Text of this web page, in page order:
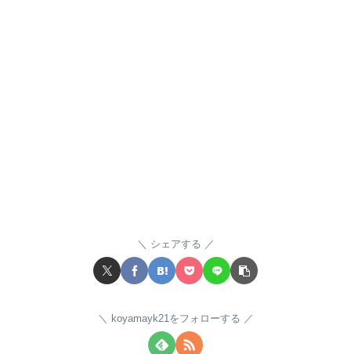
シェアする
koyamayk21をフォローする